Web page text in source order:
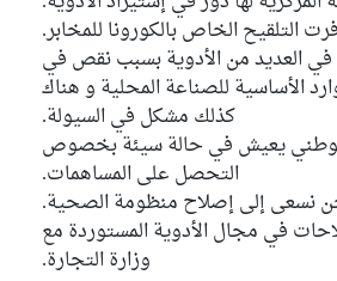
التلقيح الخاص بالكورونا للمخابر.
العديد من الأدوية بسبب نقص في
الأساسية للصناعة المحلية و هناك
كذلك مشكل في السيولة.
يعيش في حالة سيئة بخصوص
التحصل على المساهمات.
نسعى إلى إصلاح منظومة الصحية.
في مجال الأدوية المستوردة مع
وزارة التجارة.